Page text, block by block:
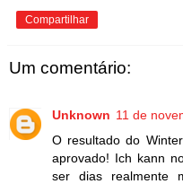
Compartilhar
Um comentário:
Unknown 11 de
O resultado do
aprovado! Ich kann
ser dias realmente